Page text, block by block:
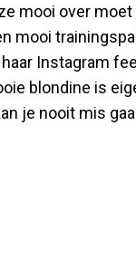
mooi over moet
mooi
Instagram
blondine is
je nooit mis